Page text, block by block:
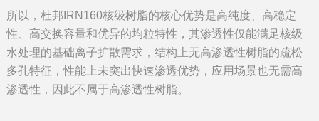
所以，杜邦IRN160核级树脂的核心优势是高纯度、高稳定
性、高交换容量和优异的均粒特性，其渗透性仅能满足核级
水处理的基础离子扩散需求，结构上无高渗透性树脂的疏松
多孔特征，性能上未突出快速渗透优势，应用场景也无需高
渗透性，因此不属于高渗透性树脂。